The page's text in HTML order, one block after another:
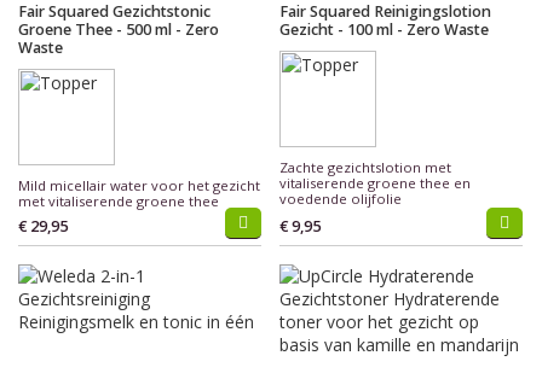
Fair Squared Gezichtstonic
Groene Thee - 500 ml - Zero
Waste
Mild micellair water voor het gezicht
met vitaliserende groene thee
€ 29,95
Fair Squared Reinigingslotion
Gezicht - 100 ml - Zero Waste
Zachte gezichtslotion met
vitaliserende groene thee en
voedende olijfolie
€ 9,95